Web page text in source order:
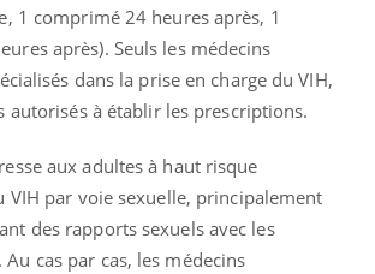
1 comprimé 24 heures après, 1
après). Seuls les médecins
dans la prise en charge du VIH,
autorisés à établir les prescriptions.
aux adultes à haut risque
VIH par voie sexuelle, principalement
des rapports sexuels avec les
Au cas par cas, les médecins